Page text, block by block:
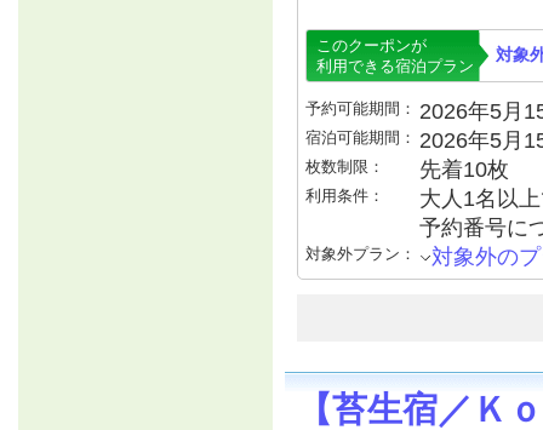
このクーポンが
利用できる宿泊プラン
対象
予約可能期間： 2026年5月
宿泊可能期間： 2026年5月
枚数制限： 先着10枚
利用条件：
大人1名以
予約番号に
対象外プラン： 対象外の
【苔生宿／Ｋ